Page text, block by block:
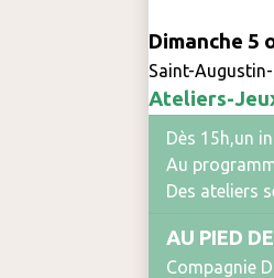
Dimanche 5
Saint-
Ateliers-
Dès 15h,un
Au
Des ateliers
AU PIED
Compagnie